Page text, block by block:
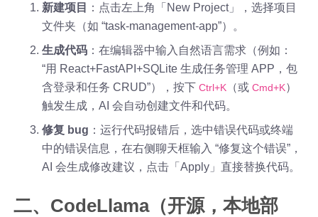
新建项目
：点击左上角「New Project」，选择项目
文件夹（如 “task-management-app”）。
生成代码 ：在编辑器中输入自然语言需求（例如：
“用 React+FastAPI+SQLite 生成任务管理 APP，包
含登录和任务 CRUD”），按下Ctrl+K （或Cmd+K）
触发生成，AI 会自动创建文件和代码。
修复 bug ：运行代码报错后，选中错误代码或终端
中的错误信息，在右侧聊天框输入 “修复这个错误”，
AI 会生成修改建议，点击「Apply」直接替换代码。
二、CodeLlama（开源，本地部